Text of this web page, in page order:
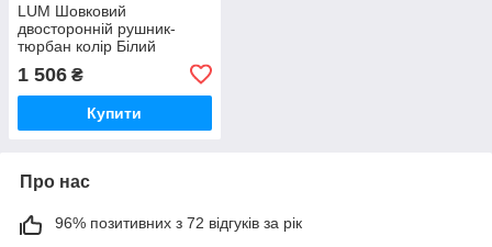
LUM Шовковий
двосторонній рушник-
тюрбан колір Білий
1 506 ₴
Купити
Про нас
96% позитивних з 72 відгуків за рік